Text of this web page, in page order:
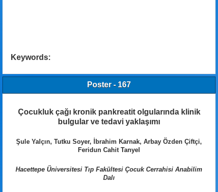
Keywords:
Poster - 167
Çocukluk çağı kronik pankreatit olgularında klinik
bulgular ve tedavi yaklaşımı
Şule Yalçın, Tutku Soyer, İbrahim Karnak, Arbay Özden Çiftçi,
Feridun Cahit Tanyel
Hacettepe Üniversitesi Tıp Fakültesi Çocuk Cerrahisi Anabilim
Dalı